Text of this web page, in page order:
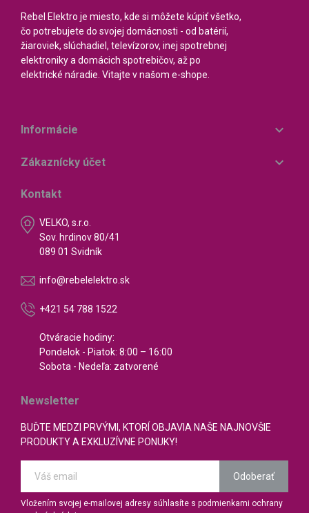
Rebel Elektro je miesto, kde si môžete kúpiť všetko,
čo potrebujete do svojej domácnosti - od batérií,
žiaroviek, slúchadiel, televízorov, inej spotrebnej
elektroniky a domácich spotrebičov, až po
elektrické náradie. Vitajte v našom e-shope.
Informácie 
Zákaznícky účet 
Kontakt
VELKO, s.r.o.
Sov. hrdinov 80/41
089 01 Svidník
info@rebelelektro.sk
+421 54 788 1522
Otváracie hodiny:
Pondelok - Piatok: 8:00 – 16:00
Sobota - Nedeľa: zatvorené
Newsletter
BUĎTE MEDZI PRVÝMI, KTORÍ OBJAVIA NAŠE NAJNOVŠIE
PRODUKTY A EXKLUZÍVNE PONUKY!
Odoberať
Vložením svojej e-mailovej adresy súhlasíte s podmienkami ochrany